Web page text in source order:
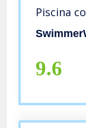
Piscina
9.6